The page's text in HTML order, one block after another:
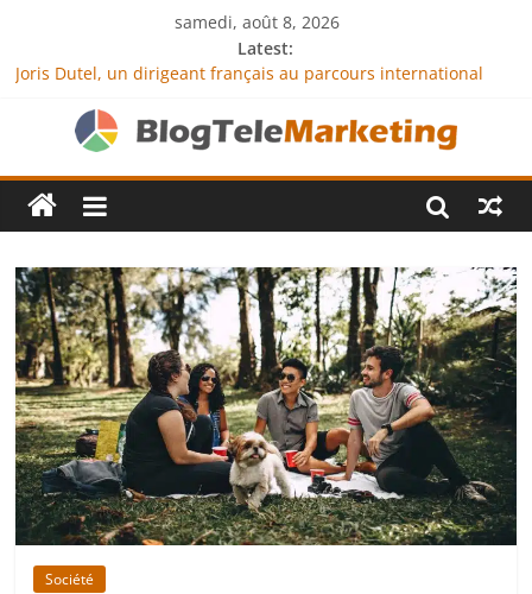
samedi, août 8, 2026
Latest:
Joris Dutel, un dirigeant français au parcours international
Agria Assurance Animaux : comment l’entreprise se
démarque-t-elle de la concurrence ?
JCA Academy : l’excellence au service de l’indépendance
financière
Denis Bouclon : la diplomatie éducative comme moteur de
Next Terra International : des solutions logistiques au service
du commerce international
Société